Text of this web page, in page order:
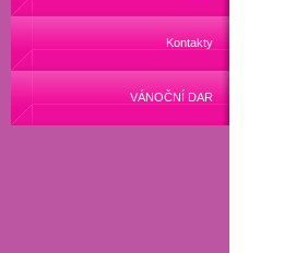
Kontakty
VÁNOČNÍ DAR